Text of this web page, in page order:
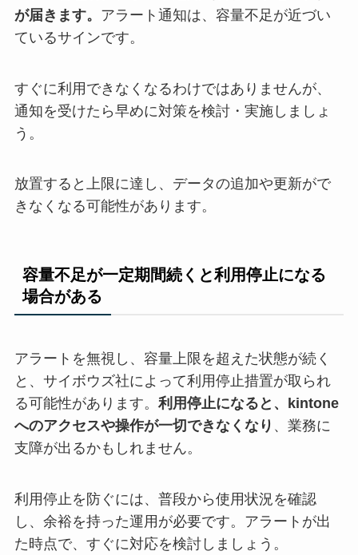
が届きます。 アラート通知は、容量不足が近づい
ているサインです。
すぐに利用できなくなるわけではありませんが、
通知を受けたら早めに対策を検討・実施しましょ
う。
放置すると上限に達し、データの追加や更新がで
きなくなる可能性があります。
容量不足が一定期間続くと利用停止になる
場合がある
アラートを無視し、容量上限を超えた状態が続く
と、サイボウズ社によって利用停止措置が取られ
る可能性があります。 利用停止になると、kintone
へのアクセスや操作が一切できなくなり 、業務に
支障が出るかもしれません。
利用停止を防ぐには、普段から使用状況を確認
し、余裕を持った運用が必要です。アラートが出
た時点で、すぐに対応を検討しましょう。